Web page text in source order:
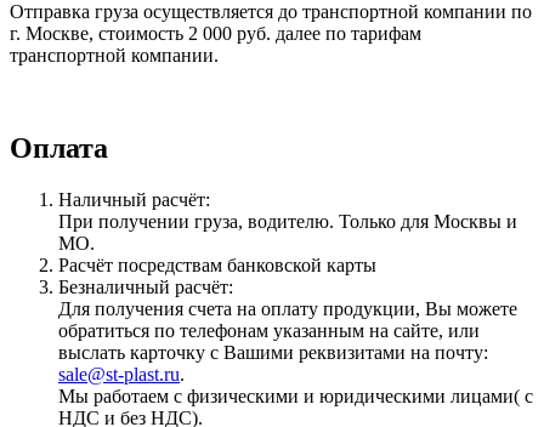
Отправка груза осуществляется до транспортной компании по
г. Москве, стоимость 2 000 руб. далее по тарифам
транспортной компании.
Оплата
Наличный расчёт:
При получении груза, водителю. Только для Москвы и
МО.
Расчёт посредствам банковской карты
Безналичный расчёт:
Для получения счета на оплату продукции, Вы можете
обратиться по телефонам указанным на сайте, или
выслать карточку с Вашими реквизитами на почту:
sale@st-plast.ru.
Мы работаем с физическими и юридическими лицами( с
НДС и без НДС).